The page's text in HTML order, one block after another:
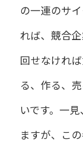
の一連のサ
れば、競合
回せなけれ
る、作る、
いです。一
ますが、こ